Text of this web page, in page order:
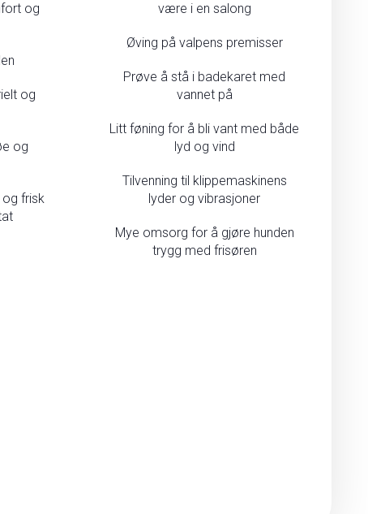
og
og
og
og frisk
være i en salong
Øving på valpens premisser
Prøve å stå i badekaret med
vannet på
Litt føning for å bli vant med både
lyd og vind
Tilvenning til klippemaskinens
lyder og vibrasjoner
Mye omsorg for å gjøre hunden
trygg med frisøren